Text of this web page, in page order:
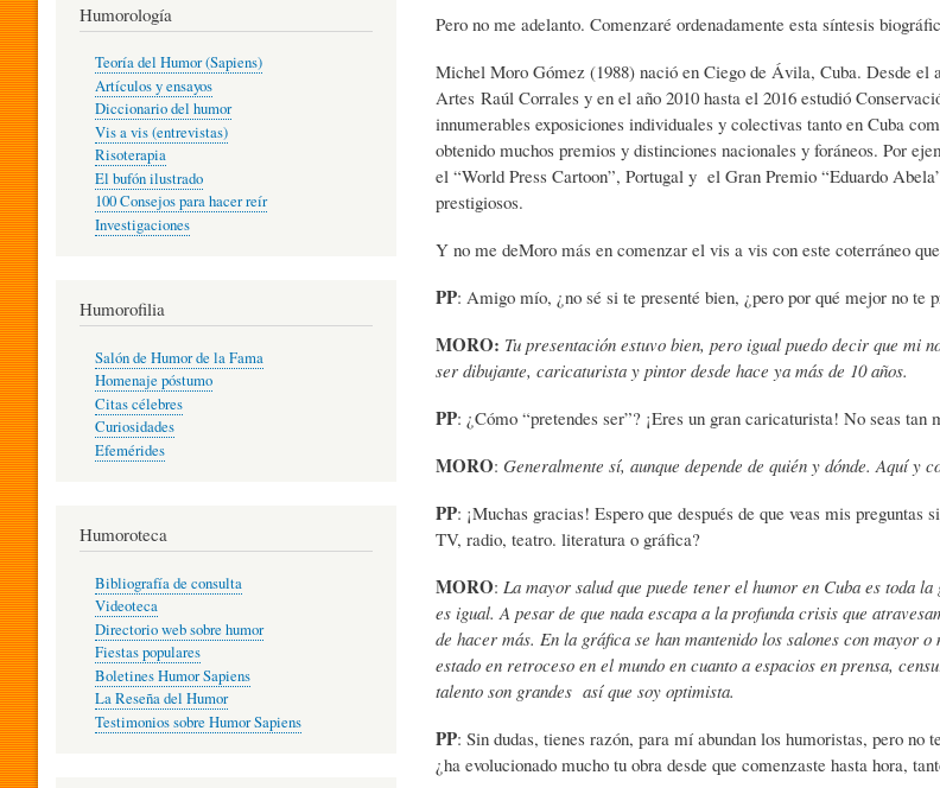
O
R
S
A
P
I
E
N
S
A
L
D
A
D
A
L
Ó
U
M
R
B
L
O
Pero no me adelanto. Comenzaré ordenadamente esta síntesis
Michel Moro Gómez (1988) nació en Ciego de Ávila, Cuba. Desde
Artes Raúl Corrales y en el año 2010 hasta el 2016 estudió
innumerables exposiciones individuales y colectivas tanto en Cuba
obtenido muchos premios y distinciones nacionales y foráneos. Por
el “World Press Cartoon”, Portugal y el Gran Premio “Eduardo
prestigiosos.
Y no me deMoro más en comenzar el vis a vis con este coterráneo
PP: Amigo mío, ¿no sé si te presenté bien, ¿pero por qué mejor no te
MORO: Tu presentación estuvo bien, pero igual puedo decir que mi
ser dibujante, caricaturista y pintor desde hace ya más de 10 años.
PP: ¿Cómo “pretendes ser”? ¡Eres un gran caricaturista! No seas tan
MORO: Generalmente sí, aunque depende de quién y dónde. Aquí y
PP: ¡Muchas gracias! Espero que después de que veas mis
TV, radio, teatro. literatura o gráfica?
MORO: La mayor salud que puede tener el humor en Cuba es toda
es igual. A pesar de que nada escapa a la profunda crisis que
de hacer más. En la gráfica se han mantenido los salones con mayor
estado en retroceso en el mundo en cuanto a espacios en prensa,
talento son grandes así que soy optimista.
PP: Sin dudas, tienes razón, para mí abundan los humoristas, pero
¿ha evolucionado mucho tu obra desde que comenzaste hasta hora,
Humorología
Teoría del Humor (Sapiens)
Artículos y ensayos
Diccionario del humor
Vis a vis (entrevistas)
Risoterapia
El bufón ilustrado
100 Consejos para hacer reír
Investigaciones
Humorofilia
Salón de Humor de la Fama
Homenaje póstumo
Citas célebres
Curiosidades
Efemérides
Humoroteca
Bibliografía de consulta
Videoteca
Directorio web sobre humor
Fiestas populares
Boletines Humor Sapiens
La Reseña del Humor
Testimonios sobre Humor Sapiens